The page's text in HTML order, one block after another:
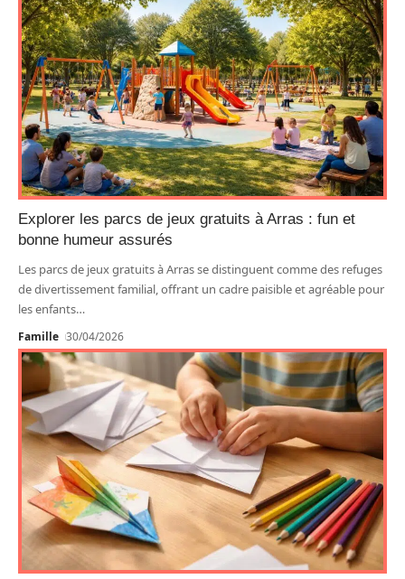
Explorer les parcs de jeux gratuits à Arras : fun et
bonne humeur assurés
Les parcs de jeux gratuits à Arras se distinguent comme des refuges
de divertissement familial, offrant un cadre paisible et agréable pour
les enfants…
Famille 30/04/2026